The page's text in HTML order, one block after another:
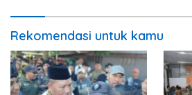
Rekomendasi untuk kamu